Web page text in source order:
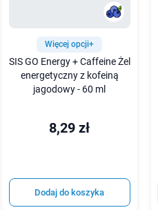
Więcej opcji+
SIS GO Energy + Caffeine Żel
energetyczny z kofeiną
jagodowy - 60 ml
8,29 zł
Dodaj do koszyka